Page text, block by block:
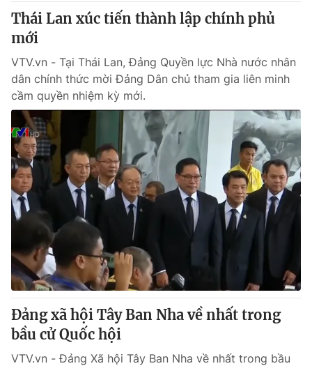
Thái Lan xúc tiến thành lập chính phủ
mới
VTV.vn - Tại Thái Lan, Đảng Quyền lực Nhà nước nhân
dân chính thức mời Đảng Dân chủ tham gia liên minh
cầm quyền nhiệm kỳ mới.
Đảng xã hội Tây Ban Nha về nhất trong
bầu cử Quốc hội
VTV.vn - Đảng Xã hội Tây Ban Nha về nhất trong bầu